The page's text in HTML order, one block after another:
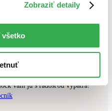
Zobraziť detaily
zadaným podmienkam.
výraz.
knihu?
vám ju s radosťou vypátra!